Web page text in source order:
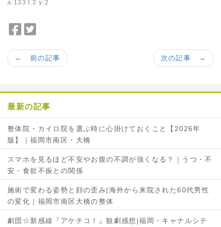
a:133 t:2 y:2
c
e
o
k
シ
i
t
r
で
ェ
ア
次の記事 →
← 前の記事
最新の記事
整体院・カイロ院を選ぶ時に心掛けておくこと【2026年
版】｜福岡市南区・大橋
スマホを見るほど不安やお腹の不調が強くなる？｜うつ・不
安・食欲不振との関係
施術で変わる姿勢と顔の歪み|海外から来院された60代男性
の変化｜福岡市南区大橋の整体
劇団☆新感線『アケチコ！』観劇感想|福岡・キャナルシテ